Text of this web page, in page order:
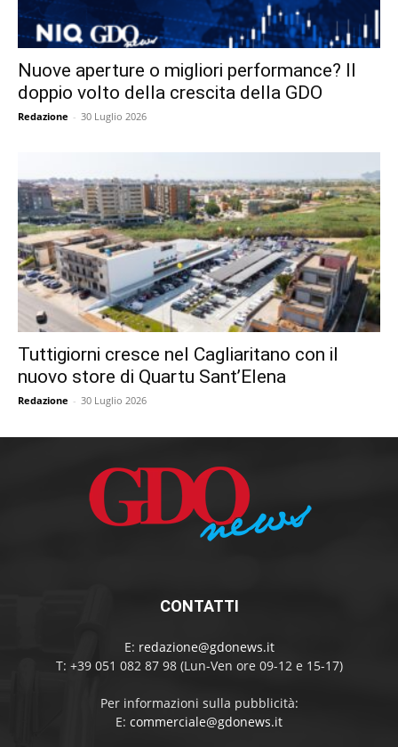
Nuove aperture o migliori performance? Il
doppio volto della crescita della GDO
Redazione - 30 Luglio 2026
Tuttigiorni cresce nel Cagliaritano con il
nuovo store di Quartu Sant’Elena
Redazione - 30 Luglio 2026
CONTATTI
E: redazione@gdonews.it
T: +39 051 082 87 98 (Lun-Ven ore 09-12 e 15-17)
Per informazioni sulla pubblicità:
E: commerciale@gdonews.it